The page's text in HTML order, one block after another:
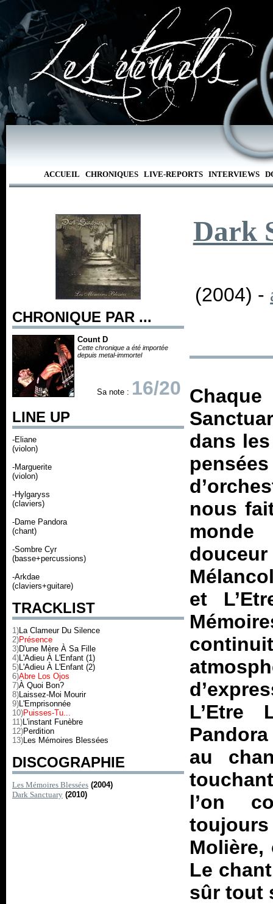
ACCUEIL CHRONIQUES LIVE-REPORTS INTERVIEWS
CHRONIQUE PAR ...
Count D
Cette chronique a été importée
depuis metal-immortel
Sa note : 16/20
LINE UP
-Eliane
(violon)
-Marguerite
(violon)
-Hylgaryss
(claviers)
-Dame Pandora
(chant)
-Sombre Cyr
(basse+percussions)
-Arkdae
(claviers+guitare)
TRACKLIST
1)La Clameur Du Silence
2)Présence
3)D'une Mère À Sa Fille
4)L'Adieu À L'Enfant (1)
5)L'Adieu À L'Enfant (2)
6)Abre Los Ojos
7)À Quoi Bon?
8)Laissez-Moi Mourir
9)L'Emprisonnée
10)Puisses-Tu...
11)L'instant Funèbre
12)Perdition
13)Les Mémoires Blessées
DISCOGRAPHIE
Les Mémoires Blessées (2004)
Dark Sanctuary (2010)
Dark
(2004) -
dans
nous
monde
et
L’Etre
au
l’on
Le
sûr tout